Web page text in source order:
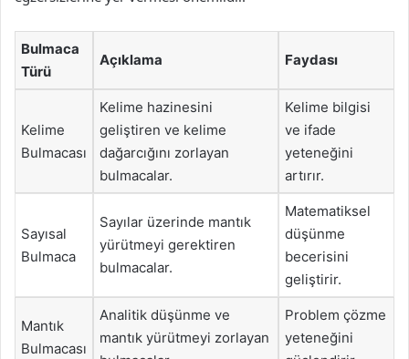
Bulmaca
Türü
Açıklama Faydası
Kelime
Bulmacası
Kelime hazinesini
geliştiren ve kelime
dağarcığını zorlayan
bulmacalar.
Kelime bilgisi
ve ifade
yeteneğini
artırır.
Sayısal
Bulmaca
Sayılar üzerinde mantık
yürütmeyi gerektiren
bulmacalar.
Matematiksel
düşünme
becerisini
geliştirir.
Mantık
Bulmacası
Analitik düşünme ve
mantık yürütmeyi zorlayan
Problem çözme
yeteneğini